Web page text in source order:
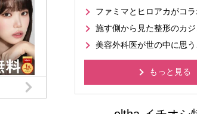
ファミマとヒロアカがコラ
施す側から見た整形のカ
美容外科医が世の中に思う
もっと見る